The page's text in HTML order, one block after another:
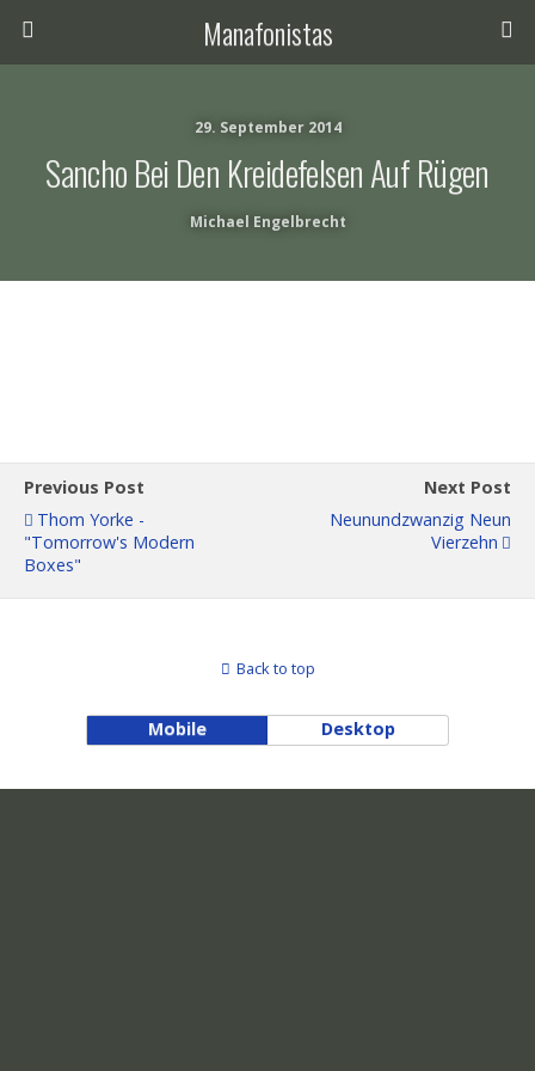
Manafonistas
29. September 2014
Sancho Bei Den Kreidefelsen Auf Rügen
Michael Engelbrecht
Previous Post
Thom Yorke -
"Tomorrow's Modern
Boxes"
Next Post
Neunundzwanzig Neun
Vierzehn
Back to top
Mobile Desktop